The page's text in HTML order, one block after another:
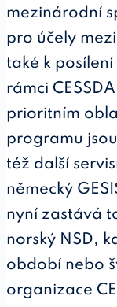
mezinárodní
pro účely
také k
rámci
prioritním
programu
též další
německý
nyní zastává
norský NSD,
období nebo
organizace